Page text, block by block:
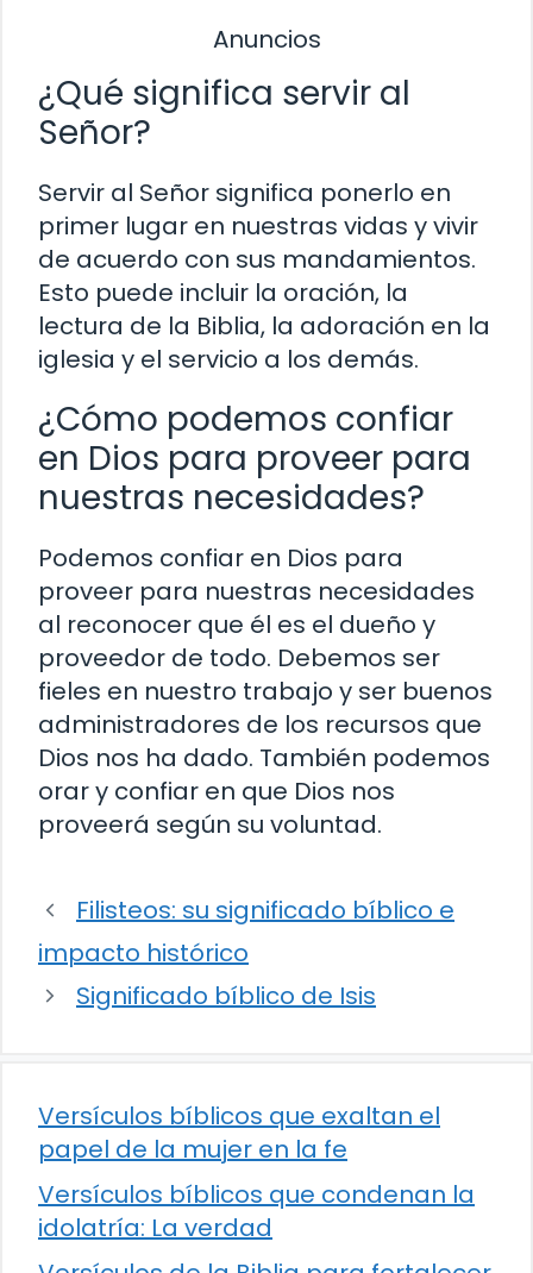
Anuncios
¿Qué significa servir al
Señor?
Servir al Señor significa ponerlo en
primer lugar en nuestras vidas y vivir
de acuerdo con sus mandamientos.
Esto puede incluir la oración, la
lectura de la Biblia, la adoración en la
iglesia y el servicio a los demás.
¿Cómo podemos confiar
en Dios para proveer para
nuestras necesidades?
Podemos confiar en Dios para
proveer para nuestras necesidades
al reconocer que él es el dueño y
proveedor de todo. Debemos ser
fieles en nuestro trabajo y ser buenos
administradores de los recursos que
Dios nos ha dado. También podemos
orar y confiar en que Dios nos
proveerá según su voluntad.
Filisteos: su significado bíblico e
impacto histórico
Significado bíblico de Isis
Versículos bíblicos que exaltan el
papel de la mujer en la fe
Versículos bíblicos que condenan la
idolatría: La verdad